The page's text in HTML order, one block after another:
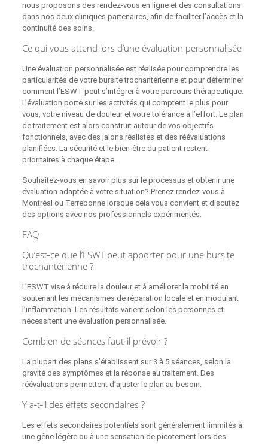
nous proposons des rendez‑vous en ligne et des consultations
dans nos deux cliniques partenaires, afin de faciliter l’accès et la
continuité des soins.
Ce qui vous attend lors d’une évaluation personnalisée
Une évaluation personnalisée est réalisée pour comprendre les
particularités de votre bursite trochantérienne et pour déterminer
comment l’ESWT peut s’intégrer à votre parcours thérapeutique.
L’évaluation porte sur les activités qui comptent le plus pour
vous, votre niveau de douleur et votre tolérance à l’effort. Le plan
de traitement est alors construit autour de vos objectifs
fonctionnels, avec des jalons réalistes et des réévaluations
planifiées. La sécurité et le bien‑être du patient restent
prioritaires à chaque étape.
Souhaitez‑vous en savoir plus sur le processus et obtenir une
évaluation adaptée à votre situation? Prenez rendez‑vous à
Montréal ou Terrebonne lorsque cela vous convient et discutez
des options avec nos professionnels expérimentés.
FAQ
Qu’est‑ce que l’ESWT peut apporter pour une bursite
trochantérienne ?
L’ESWT vise à réduire la douleur et à améliorer la mobilité en
soutenant les mécanismes de réparation locale et en modulant
l’inflammation. Les résultats varient selon les personnes et
nécessitent une évaluation personnalisée.
Combien de séances faut‑il prévoir ?
La plupart des plans s’établissent sur 3 à 5 séances, selon la
gravité des symptômes et la réponse au traitement. Des
réévaluations permettent d’ajuster le plan au besoin.
Y a‑t‑il des effets secondaires ?
Les effets secondaires potentiels sont généralement limmités à
une gêne légère ou à une sensation de picotement lors des